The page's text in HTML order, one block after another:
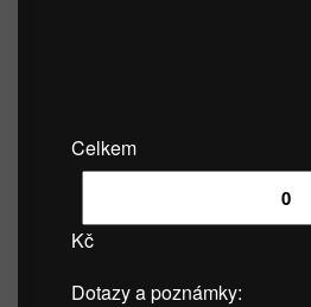
Celkem
Kč
Dotazy a poznámky: